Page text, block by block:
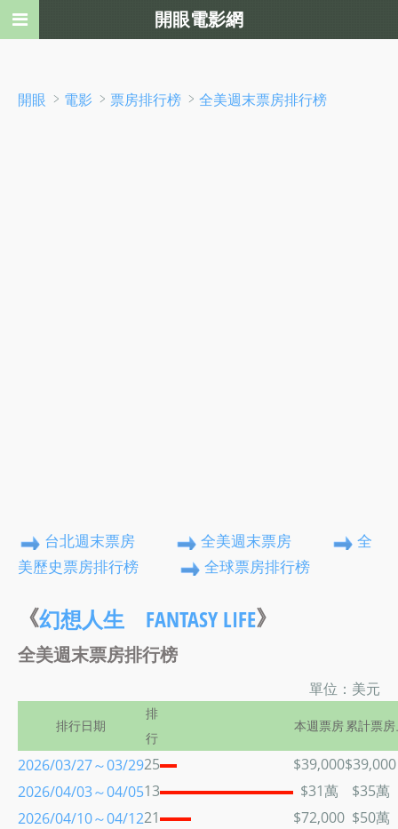
開眼 ﹥ 電影 ﹥ 票房排行榜 ﹥ 全美週末票房排行榜
台北週末票房 全美週末票房
全
美歷史票房排行榜
全球票房排行榜
《幻想人生 FANTASY LIFE》
全美週末票房排行榜
單位：美元
排行日期
排
行
本週票房 累計票房
2026/03/27～03/2925 $39,000$39,000
2026/04/03～04/0513 $31萬
$35萬
2026/04/10～04/1221 $72,000 $50萬
開眼電影網